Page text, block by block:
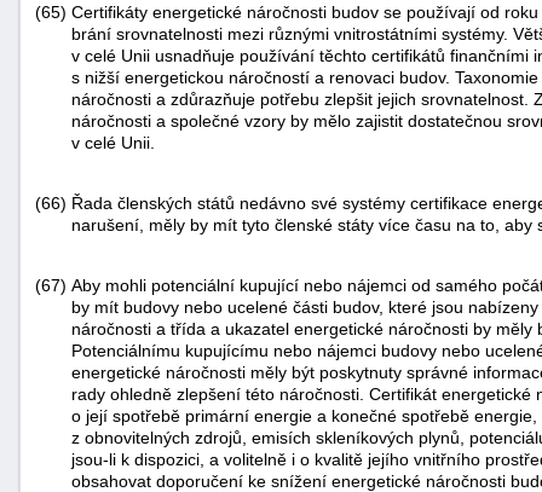
(65) Certifikáty energetické náročnosti budov se používají od
brání srovnatelnosti mezi různými vnitrostátními systémy.
v celé Unii usnadňuje používání těchto certifikátů finančními
s nižší energetickou náročností a renovaci budov.
náročnosti a zdůrazňuje potřebu zlepšit jejich
náročnosti a společné vzory by mělo zajistit dostatečnou
v celé Unii.
(66) Řada členských států nedávno své systémy certifikace
narušení, měly by mít tyto členské státy více času na to, aby
(67) Aby mohli potenciální kupující nebo nájemci od samého
by mít budovy nebo ucelené části budov, které jsou
náročnosti a třída a ukazatel energetické náročnosti by
Potenciálnímu kupujícímu nebo nájemci budovy nebo
energetické náročnosti měly být poskytnuty správné
rady ohledně zlepšení této náročnosti. Certifikát
o její spotřebě primární energie a konečné spotřebě
z obnovitelných zdrojů, emisích skleníkových plynů,
jsou-li k dispozici, a volitelně i o kvalitě jejího vnitřního
obsahovat doporučení ke snížení energetické náročnosti